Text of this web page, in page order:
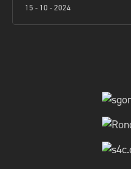
15 - 10 - 2024